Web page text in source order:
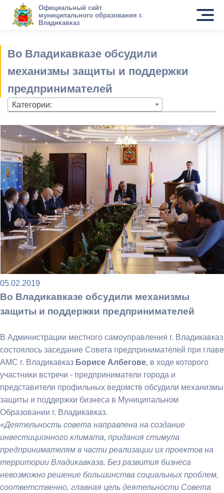
Официальный сайт
муниципального образования г.
Владикавказ
Во Владикавказе обсудили
механизмы защиты и поддержки
предпринимателей
Категории:
05.02.2019
Во Владикавказе обсудили механизмы
защиты и поддержки предпринимателей
В Администрации местного самоуправления г. Владикавказ
состоялось заседание Совета предпринимателей при главе
АМС г. Владикавказ Борисе Албегове, в ходе которого
участники встречи - предприниматели города и
представители профильных ведомств обсудили механизмы
защиты и поддержки бизнеса в Муниципальном
Образовании г. Владикавказ.
«Деятельность совета направлена на создание
инвестиционного климата, придания стимула
предпринимателям в части реализации их проектов на
территории Владикавказа. Без развития бизнеса
невозможно решение большинства социальных проблем,
соответственно, главная цель деятельности Совета